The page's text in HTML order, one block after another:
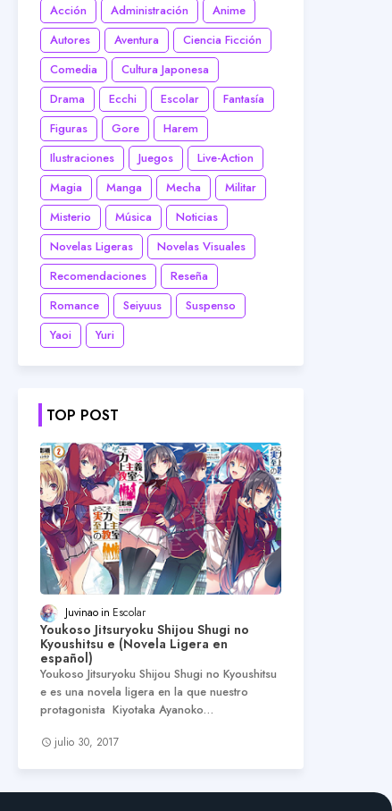
Acción Administración
Anime
Autores
Aventura
Ciencia Ficción
Comedia
Cultura Japonesa
Drama
Ecchi Escolar
Fantasía
Figuras
Gore
Harem
Ilustraciones
Juegos
Live-Action
Magia
Manga Mecha
Militar
Misterio
Música
Noticias
Novelas Ligeras
Novelas Visuales
Recomendaciones
Reseña
Romance
Seiyuus
Suspenso
Yaoi
Yuri
TOP POST
Juvinao Escolar
Youkoso Jitsuryoku Shijou Shugi no
Kyoushitsu e (Novela Ligera en
español)
Youkoso Jitsuryoku Shijou Shugi no Kyoushitsu
e es una novela ligera en la que nuestro
protagonista Kiyotaka Ayanoko…
julio 30, 2017